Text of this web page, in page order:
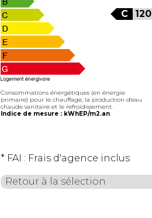
120
C
Consommations énergétiques (en énergie
primaire) pour le chauffage, la production d'eau
chaude sanitaire et le refroidissement.
Indice de mesure : kWhEP/m2.an
* FAI : Frais d'agence inclus
Retour à la sélection